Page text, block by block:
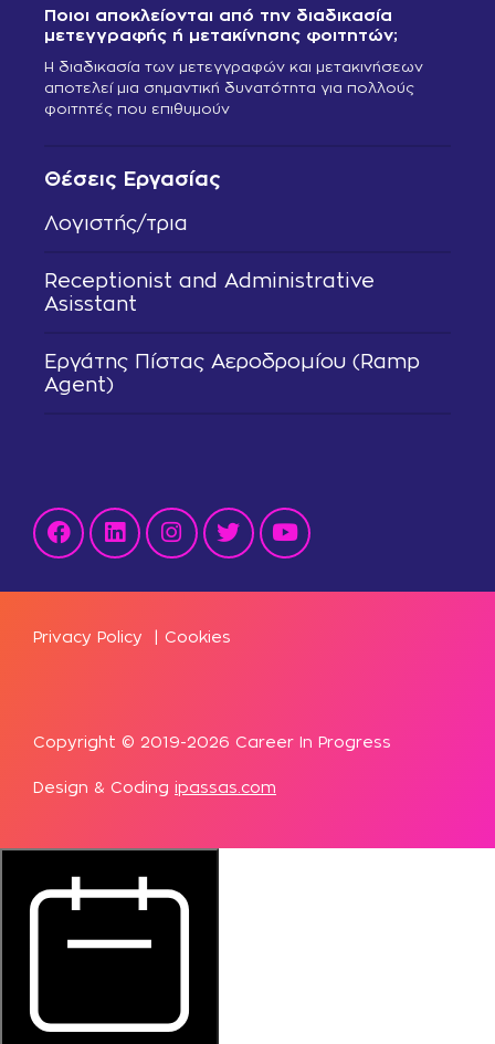
Θέσεις Εργασίας
Λογιστής/τρια
Receptionist and Administrative
Asisstant
Εργάτης Πίστας Αεροδρομίου (Ramp
Agent)
Ποιοι αποκλείονται από την διαδικασία
μετεγγραφής ή μετακίνησης φοιτητών;
Η διαδικασία των μετεγγραφών και μετακινήσεων
αποτελεί μια σημαντική δυνατότητα για πολλούς
φοιτητές που επιθυμούν
Copyright © 2019-2026 Career In Progress
Design & Coding ipassas.com
Privacy Policy Cookies